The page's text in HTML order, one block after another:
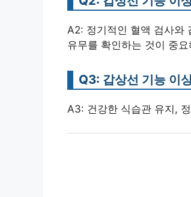
A2: 정기적인 혈액 검사와
유무를 확인하는 것이 중요
Q3: 갑상선 기능 이
A3: 건강한 식습관 유지,